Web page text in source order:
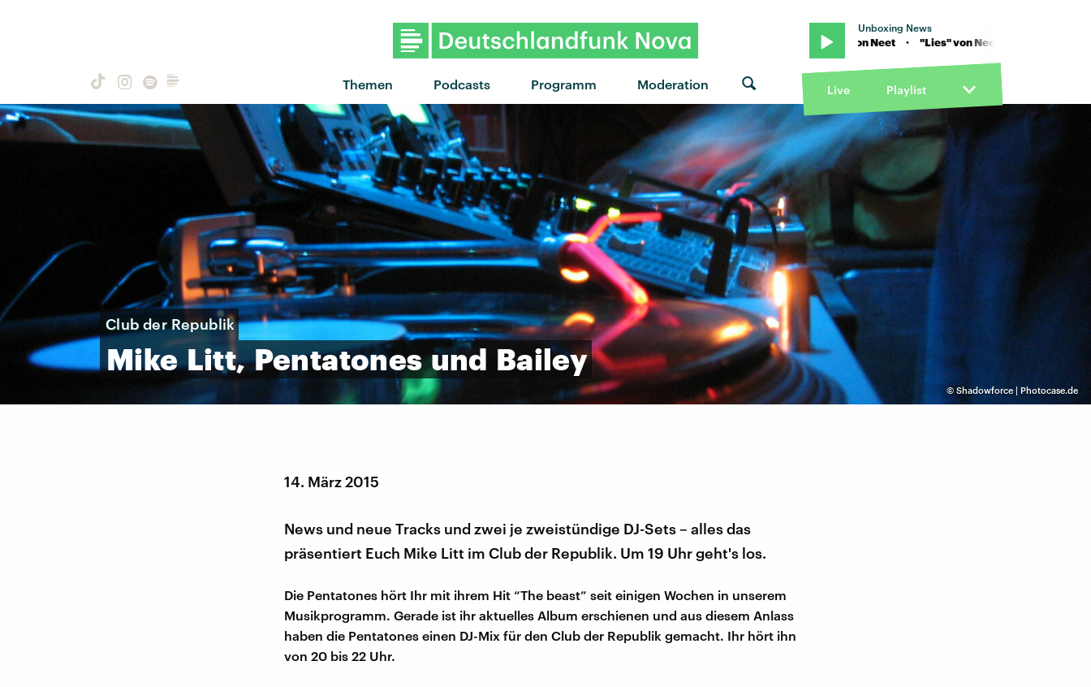
Themen Podcasts Programm Moderation
Unboxing News
"Lies" von Neon Neet · "Lies" von Neon Neet · "Lies" von Neon Neet
Live Playlist
© Shadowforce | Photocase.de
Club der Republik
Mike Litt, Pentatones und Bailey
14. März 2015
News und neue Tracks und zwei je zweistündige DJ-Sets – alles das
präsentiert Euch Mike Litt im Club der Republik. Um 19 Uhr geht's los.
Die Pentatones hört Ihr mit ihrem Hit “The beast” seit einigen Wochen in unserem
Musikprogramm. Gerade ist ihr aktuelles Album erschienen und aus diesem Anlass
haben die Pentatones einen DJ-Mix für den Club der Republik gemacht. Ihr hört ihn
von 20 bis 22 Uhr.